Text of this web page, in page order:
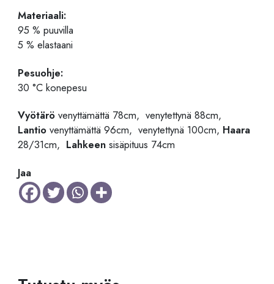
Materiaali:
95 % puuvilla
5 % elastaani
Pesuohje:
30 °C konepesu
Vyötärö venyttämättä 78cm, venytettynä 88cm,
Lantio venyttämättä 96cm, venytettynä 100cm, Haara
28/31cm, Lahkeen sisäpituus 74cm
Jaa